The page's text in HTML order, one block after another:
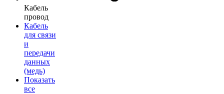
Кабель
провод
Кабель
для связи
и
передачи
данных
(медь)
Показать
все